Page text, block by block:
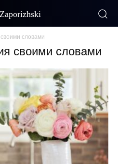
Zaporizhski
словами
своими словами